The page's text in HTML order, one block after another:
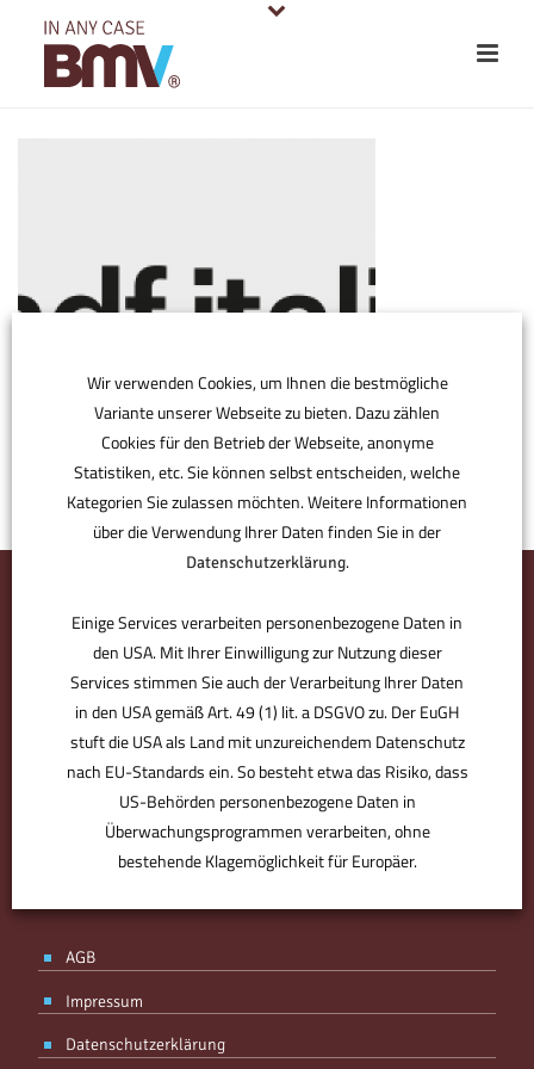
BMV ist der Bürodesigner. Der Partner für den perfekten Standort.
Derjenige, der Sie optimal ausstattet, individuell berät. Plant, was
für Sie zählt – von Anfang an. Ohne Kompromisse, aber mit
Know-how, Designgefühl und Erfahrung. Ihr Partner, mit Spaß an
AGB
Impressum
Datenschutzerklärung
Wir verwenden Cookies, um Ihnen die bestmögliche
Variante unserer Webseite zu bieten. Dazu zählen
Cookies für den Betrieb der Webseite, anonyme
Statistiken, etc. Sie können selbst entscheiden, welche
Kategorien Sie zulassen möchten. Weitere Informationen
über die Verwendung Ihrer Daten finden Sie in der
Datenschutzerklärung.
Einige Services verarbeiten personenbezogene Daten in
den USA. Mit Ihrer Einwilligung zur Nutzung dieser
Services stimmen Sie auch der Verarbeitung Ihrer Daten
in den USA gemäß Art. 49 (1) lit. a DSGVO zu. Der EuGH
stuft die USA als Land mit unzureichendem Datenschutz
nach EU-Standards ein. So besteht etwa das Risiko, dass
US-Behörden personenbezogene Daten in
Überwachungsprogrammen verarbeiten, ohne
bestehende Klagemöglichkeit für Europäer.